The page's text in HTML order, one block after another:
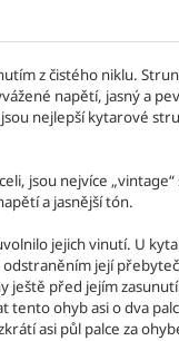
z čistého niklu.
napětí, jasný a
nejlepší kytarové
jsou nejvíce „vintage“
a jasnější tón.
jejich vinutí. U
její
ještě před jejím
ohyb asi o dva
asi půl palce za